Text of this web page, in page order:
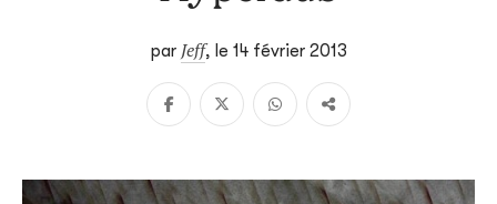
par Jeff, le 14 février 2013